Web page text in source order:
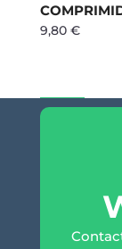
9,80 €